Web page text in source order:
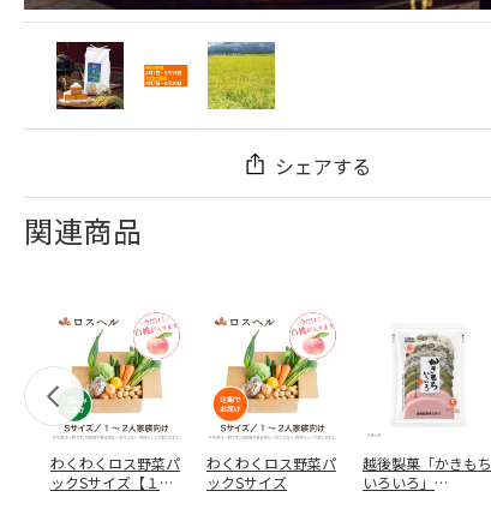
シェアする
関連商品
わくわくロス野菜パ
ックSサイズ【１
わくわくロス野菜パ
ックSサイズ
越後製菓「かきもち
いろいろ」